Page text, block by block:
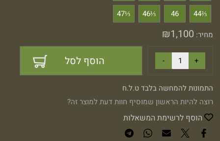
⅔44
46
⅓46
⅓47
מחיר:
₪1,100
הוסף לסל
התמונות להמחשה בלבד ט.ל.ח
רוצה להיות הראשון שמוסיף חוות דעת למוצר זה?
הוסף לרשימת המשאלות